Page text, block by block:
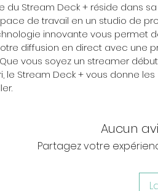
du Stream Deck + réside dans
de travail en un studio de
innovante vous permet
diffusion en direct avec une
vous soyez un streamer
le Stream Deck + vous donne
Aucun
Partagez votre